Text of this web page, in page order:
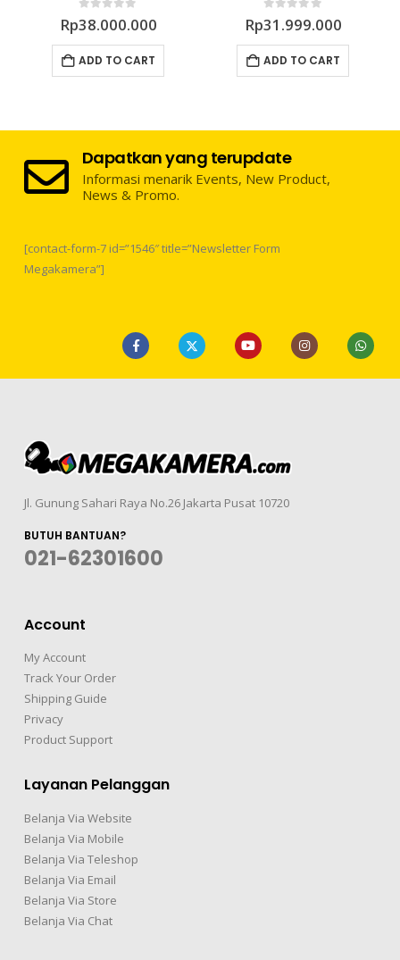
0 out of 5
Rp38.000.000
ADD TO CART
0 out of 5
Rp31.999.000
ADD TO CART
Dapatkan yang terupdate
Informasi menarik Events, New Product,
News & Promo.
[contact-form-7 id=”1546″ title=”Newsletter Form
Megakamera”]
Jl. Gunung Sahari Raya No.26 Jakarta Pusat 10720
BUTUH BANTUAN?
021-62301600
Account
My Account
Track Your Order
Shipping Guide
Privacy
Product Support
Layanan Pelanggan
Belanja Via Website
Belanja Via Mobile
Belanja Via Teleshop
Belanja Via Email
Belanja Via Store
Belanja Via Chat